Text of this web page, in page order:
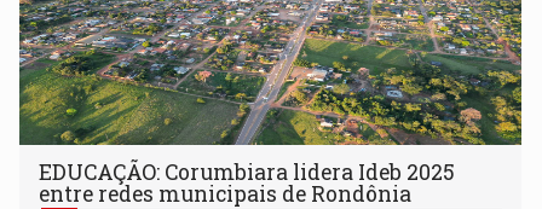
EDUCAÇÃO: Corumbiara lidera Ideb 2025
entre redes municipais de Rondônia